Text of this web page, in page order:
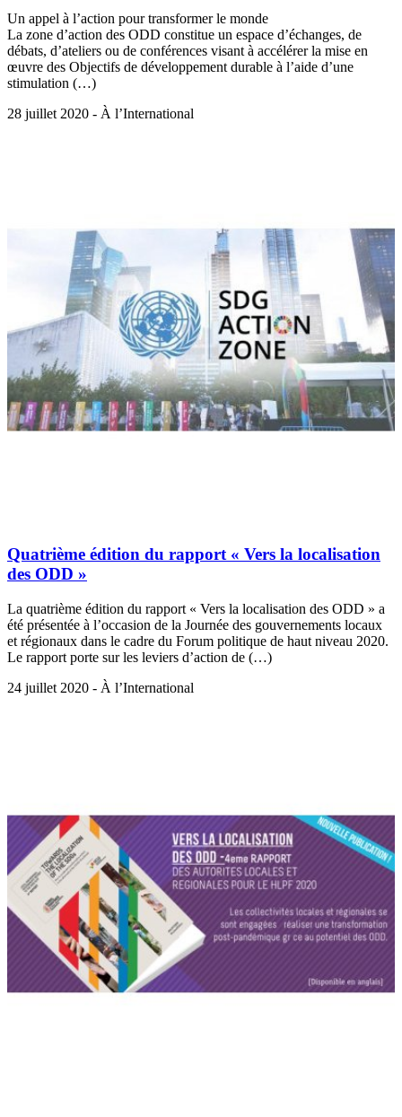
Un appel à l’action pour transformer le monde
La zone d’action des ODD constitue un espace d’échanges, de
débats, d’ateliers ou de conférences visant à accélérer la mise en
œuvre des Objectifs de développement durable à l’aide d’une
stimulation (…)
28 juillet 2020 - À l’International
Quatrième édition du rapport « Vers la localisation
des ODD »
La quatrième édition du rapport « Vers la localisation des ODD » a
été présentée à l’occasion de la Journée des gouvernements locaux
et régionaux dans le cadre du Forum politique de haut niveau 2020.
Le rapport porte sur les leviers d’action de (…)
24 juillet 2020 - À l’International